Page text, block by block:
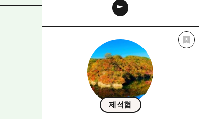
제석협